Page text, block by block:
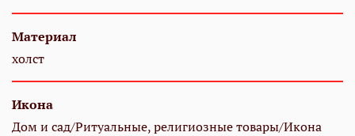
Материал
холст
Икона
Дом и сад/Ритуальные, религиозные товары/Икона